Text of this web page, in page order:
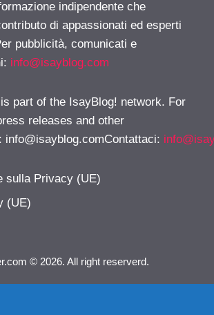
indipendente che
di appassionati ed esperti
pubblicità, comunicati e
info@isayblog.com
part of the IsayBlog! network. For
releases and other
info@isayblog.comContattaci:
sulla Privacy (UE)
(UE)
© 2026. All right reserverd.